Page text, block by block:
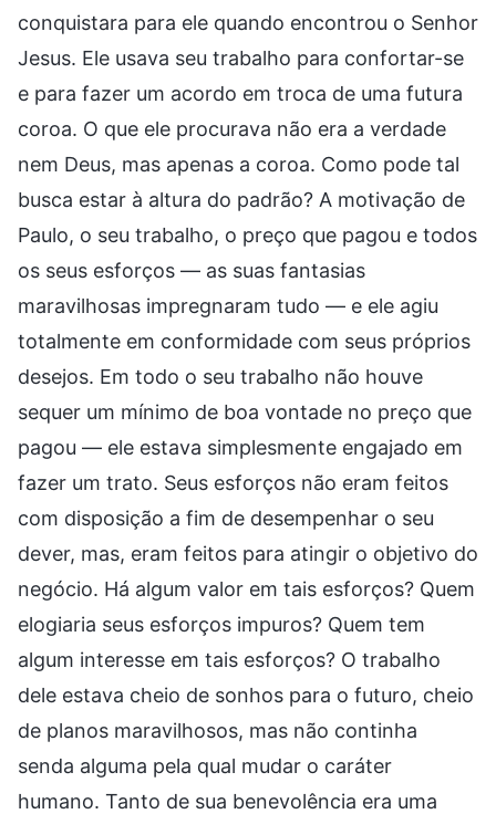
conquistara para ele quando encontrou o Senhor
Jesus. Ele usava seu trabalho para confortar-se
e para fazer um acordo em troca de uma futura
coroa. O que ele procurava não era a verdade
nem Deus, mas apenas a coroa. Como pode tal
busca estar à altura do padrão? A motivação de
Paulo, o seu trabalho, o preço que pagou e todos
os seus esforços — as suas fantasias
maravilhosas impregnaram tudo — e ele agiu
totalmente em conformidade com seus próprios
desejos. Em todo o seu trabalho não houve
sequer um mínimo de boa vontade no preço que
pagou — ele estava simplesmente engajado em
fazer um trato. Seus esforços não eram feitos
com disposição a fim de desempenhar o seu
dever, mas, eram feitos para atingir o objetivo do
negócio. Há algum valor em tais esforços? Quem
elogiaria seus esforços impuros? Quem tem
algum interesse em tais esforços? O trabalho
dele estava cheio de sonhos para o futuro, cheio
de planos maravilhosos, mas não continha
senda alguma pela qual mudar o caráter
humano. Tanto de sua benevolência era uma